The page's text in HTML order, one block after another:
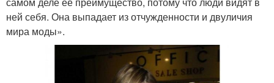
ней себя. Она выпадает из отчужденности и двуличия
мира моды».